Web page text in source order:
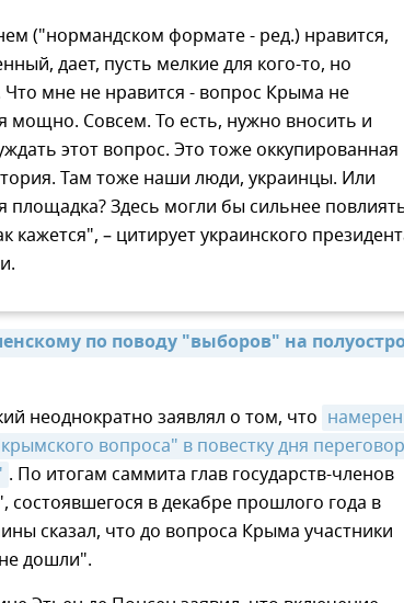
("нормандском формате - ред.) нравится,
дает, пусть мелкие для кого-то, но
Что мне не нравится - вопрос Крыма не
мощно. Совсем. То есть, нужно вносить и
этот вопрос. Это тоже оккупированная
Там тоже наши люди, украинцы. Или
площадка? Здесь могли бы сильнее
кажется", – цитирует украинского
по поводу "выборов" на
неоднократно заявлял о том, что намерен
вопроса" в повестку дня
. По итогам саммита глав государств-членов
состоявшегося в декабре прошлого года в
сказал, что до вопроса Крыма участники
дошли".